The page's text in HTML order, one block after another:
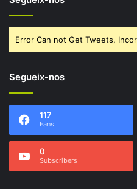
Error Can not Get Tweets,
Segueix-nos
117
Fans
0
Subscribers